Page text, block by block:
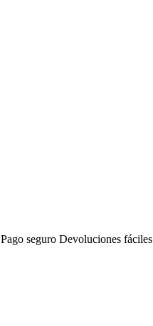
Pago seguro Devoluciones fáciles